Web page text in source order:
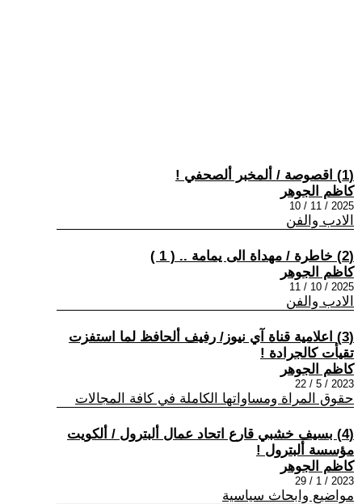
(1) اقصوصة / ألمخبر ألصحفي !
كاظم الجوهر
2025 / 11 / 10
الادب والفن
(2) خاطرة / مهداة الى يمامة .. ( 1 )
كاظم الجوهر
2025 / 10 / 11
الادب والفن
(3) اعلامية قناة آي نيوز/ رفيف ألحافظ لما استفزت
تقيأت كالجرادة !
كاظم الجوهر
2023 / 5 / 22
حقوق المراة ومساواتها الكاملة في كافة المجالات
(4) بسيف خشبي قارع اتحاد عمال ألبترول / ألكويت
مؤسسة ألبترول !
كاظم الجوهر
2023 / 1 / 29
مواضيع وابحاث سياسية